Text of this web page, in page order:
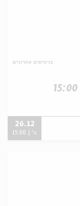
כרטיסים אחרונים
26.12
ה' | 15:00